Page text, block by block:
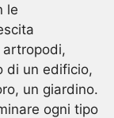
le
di un edificio,
un giardino.
ogni tipo